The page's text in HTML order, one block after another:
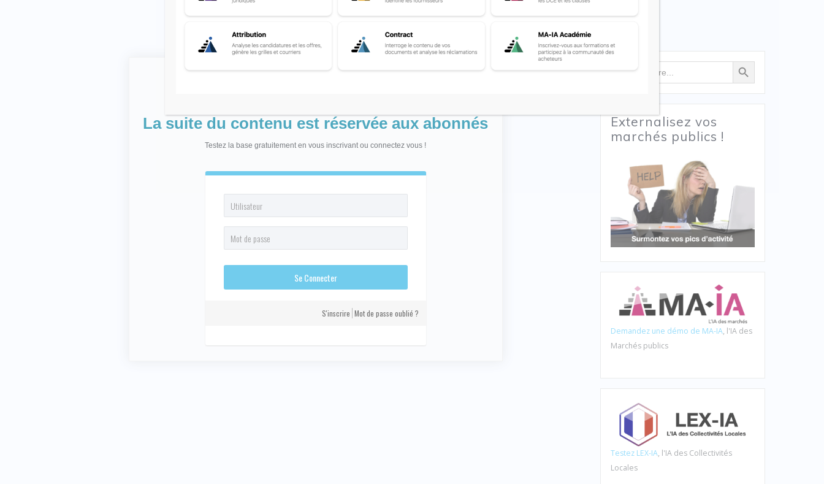
La suite du contenu est réservée aux abonnés
Testez la base gratuitement en vous inscrivant ou connectez vous !
S'inscrire Mot de passe oublié ?
for:
Search Button
Externalisez vos
marchés publics !
Demandez une démo de MA-IA, l'IA des
Marchés publics
Testez LEX-IA, l'IA des Collectivités
Locales